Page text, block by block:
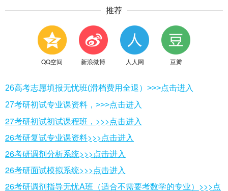
推荐
QQ空间 新浪微博 人人网 豆瓣
26高考志愿填报无忧班(滑档费用全退）>>>点击进入
27考研初试专业课资料，>>>点击进入
27考研初试初试课程班，>>>点击进入
26考研复试专业课资料>>>点击进入
26考研调剂分析系统>>>点击进入
26考研面试模拟系统>>>点击进入
26考研调剂指导无忧A班（适合不需要考数学的专业）>>>点